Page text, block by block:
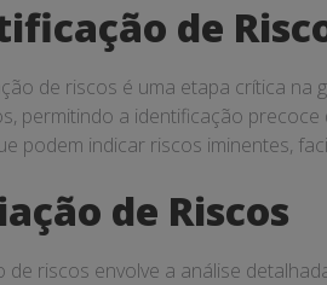
de
de riscos é uma etapa crítica na
permitindo a identificação
podem indicar riscos iminentes,
de Riscos
de riscos envolve a análise